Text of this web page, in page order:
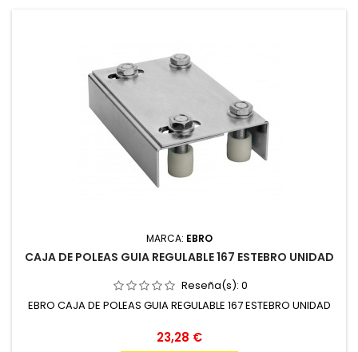
MARCA: EBRO
CAJA DE POLEAS GUIA REGULABLE 167 ESTEBRO UNIDAD
Reseña(s): 0
EBRO CAJA DE POLEAS GUIA REGULABLE 167 ESTEBRO UNIDAD
Precio
23,28 €